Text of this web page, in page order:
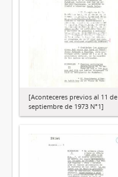
[Aconteceres previos al 11 de
septiembre de 1973 N°1]